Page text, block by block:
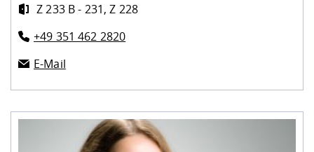
Z 233 B - 231, Z 228
+49 351 462 2820
E-Mail